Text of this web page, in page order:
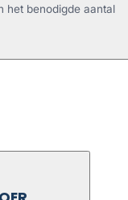
het benodigde aantal